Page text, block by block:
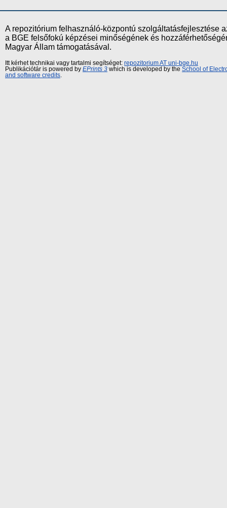
A repozitórium felhasználó-központú szolgáltatásfejlesztése
a BGE felsőfokú képzései minőségének és
Magyar Állam támogatásával.
Itt kérhet technikai vagy tartalmi segítséget: repozitorium AT uni-bge.hu
Publikációtár is powered by EPrints 3 which is developed by the School of
and software credits